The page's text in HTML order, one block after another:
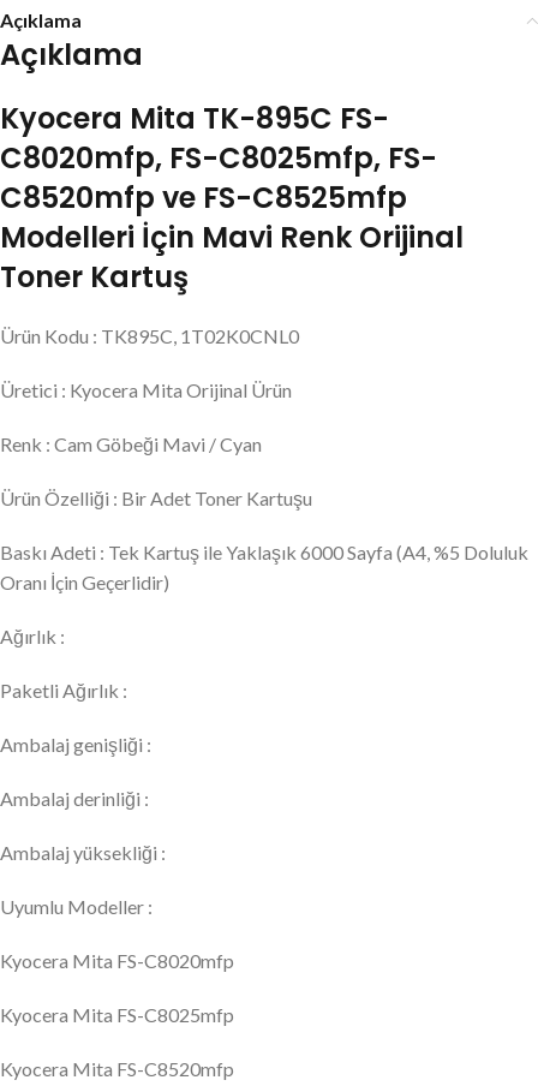
Açıklama
Açıklama
Kyocera Mita TK-895C FS-
C8020mfp, FS-C8025mfp, FS-
C8520mfp ve FS-C8525mfp
Modelleri İçin Mavi Renk Orijinal
Toner Kartuş
Ürün Kodu : TK895C, 1T02K0CNL0
Üretici : Kyocera Mita Orijinal Ürün
Renk : Cam Göbeği Mavi / Cyan
Ürün Özelliği : Bir Adet Toner Kartuşu
Baskı Adeti : Tek Kartuş ile Yaklaşık 6000 Sayfa (A4, %5 Doluluk
Oranı İçin Geçerlidir)
Ağırlık :
Paketli Ağırlık :
Ambalaj genişliği :
Ambalaj derinliği :
Ambalaj yüksekliği :
Uyumlu Modeller :
Kyocera Mita FS-C8020mfp
Kyocera Mita FS-C8025mfp
Kyocera Mita FS-C8520mfp